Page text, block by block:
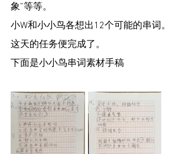
象”等等。
小W和小小鸟各想出12个可能的串词。
这天的任务便完成了。
下面是小小鸟串词素材手稿